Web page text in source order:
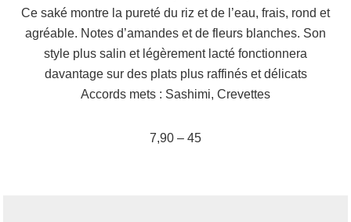
MENU
BOISSONS
Ce saké montre la pureté du riz et de l’eau, frais, rond et
agréable. Notes d’amandes et de fleurs blanches. Son
style plus salin et légèrement lacté fonctionnera
davantage sur des plats plus raffinés et délicats
Accords mets : Sashimi, Crevettes
7,90 – 45